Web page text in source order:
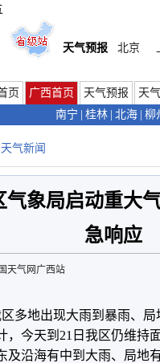
天气预报 北京
页 广西首页 天气预报
天
南宁
桂林 北海 柳
天气新闻
气象局启动重大
急响应
天气网广西站
多地出现大雨到暴雨、
，今天到21日我区仍维持
及沿海有中到大雨、局地